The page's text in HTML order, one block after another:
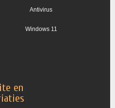
Antivirus
Windows 11
en